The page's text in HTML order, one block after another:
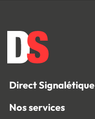
Direct Signalétique
Nos services